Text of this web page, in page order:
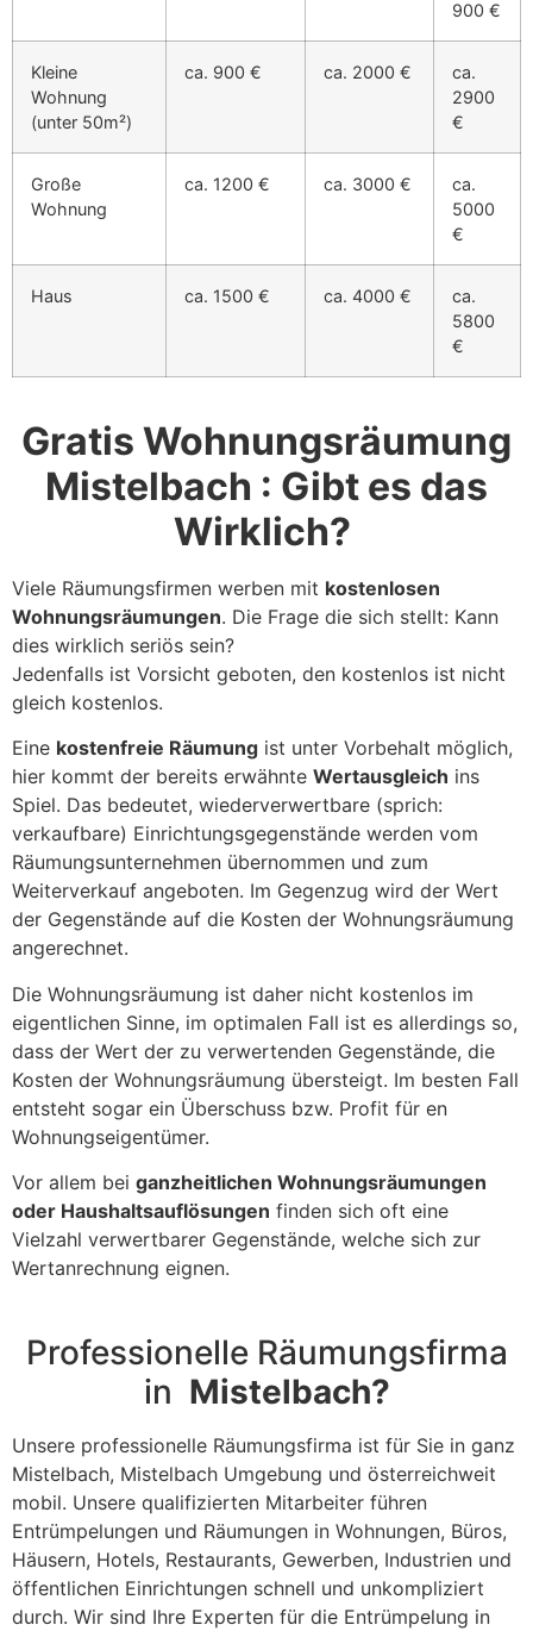
900 €
Kleine
Wohnung
(unter 50m²)
ca. 900 € ca. 2000 €
ca.
2900
€
Große
Wohnung
ca. 1200 € ca. 3000 €
ca.
5000
€
Haus ca. 1500 € ca. 4000 €
ca.
5800
€
Gratis Wohnungsräumung
Mistelbach : Gibt es das
Wirklich?
Viele Räumungsfirmen werben mit kostenlosen
Wohnungsräumungen. Die Frage die sich stellt: Kann
dies wirklich seriös sein?
Jedenfalls ist Vorsicht geboten, den kostenlos ist nicht
gleich kostenlos.
Eine kostenfreie Räumung ist unter Vorbehalt möglich,
hier kommt der bereits erwähnte Wertausgleich ins
Spiel. Das bedeutet, wiederverwertbare (sprich:
verkaufbare) Einrichtungsgegenstände werden vom
Räumungsunternehmen übernommen und zum
Weiterverkauf angeboten. Im Gegenzug wird der Wert
der Gegenstände auf die Kosten der Wohnungsräumung
angerechnet.
Die Wohnungsräumung ist daher nicht kostenlos im
eigentlichen Sinne, im optimalen Fall ist es allerdings so,
dass der Wert der zu verwertenden Gegenstände, die
Kosten der Wohnungsräumung übersteigt. Im besten Fall
entsteht sogar ein Überschuss bzw. Profit für en
Wohnungseigentümer.
Vor allem bei ganzheitlichen Wohnungsräumungen
oder Haushaltsauflösungen finden sich oft eine
Vielzahl verwertbarer Gegenstände, welche sich zur
Wertanrechnung eignen.
Professionelle Räumungsfirma
in Mistelbach?
Unsere professionelle Räumungsfirma ist für Sie in ganz
Mistelbach, Mistelbach Umgebung und österreichweit
mobil. Unsere qualifizierten Mitarbeiter führen
Entrümpelungen und Räumungen in Wohnungen, Büros,
Häusern, Hotels, Restaurants, Gewerben, Industrien und
öffentlichen Einrichtungen schnell und unkompliziert
durch. Wir sind Ihre Experten für die Entrümpelung in